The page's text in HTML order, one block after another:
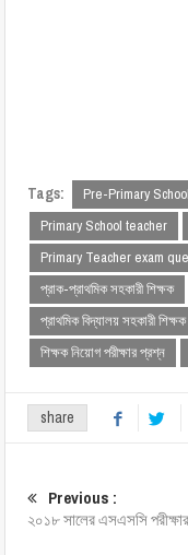
Tags: Pre-Primary School
Primary School teacher
Primary Teacher exam
প্রাক-প্রাথমিক সহকারী শিক্ষক
প্রাথমিক বিদ্যালয় সহকারী শিক্ষক
শিক্ষক নিয়োগ পরীক্ষার প্রশ্ন
share
Previous :
২০১৮ সালের এসএসসি